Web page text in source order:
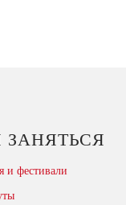
ЗАНЯТЬСЯ
и фестивали